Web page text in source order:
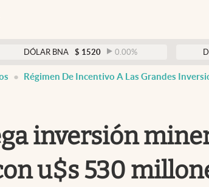
BNA $ 1520 0.00% DÓLAR
Régimen De Incentivo A Las Grandes
inversión
u$s 530